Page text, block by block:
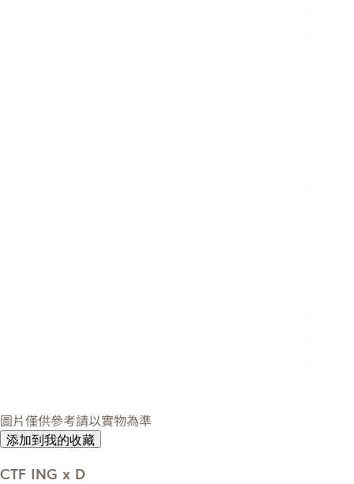
圖片僅供參考請以實物為準
添加到我的收藏
CTF ING x D